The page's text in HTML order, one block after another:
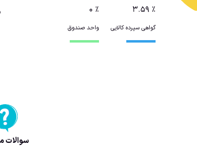
٪ ۳.۵۹
گواهی سپرده کالایی
٪ ۰
واحد صندوق
سوالات